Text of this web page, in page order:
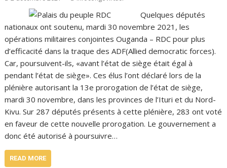
Quelques députés
nationaux ont soutenu, mardi 30 novembre 2021, les
opérations militaires conjointes Ouganda – RDC pour plus
d’efficacité dans la traque des ADF(Allied democratic forces).
Car, poursuivent-ils, «avant l’état de siège était égal à
pendant l’état de siège». Ces élus l’ont déclaré lors de la
plénière autorisant la 13e prorogation de l’état de siège,
mardi 30 novembre, dans les provinces de l’Ituri et du Nord-
Kivu. Sur 287 députés présents à cette plénière, 283 ont voté
en faveur de cette nouvelle prorogation. Le gouvernement a
donc été autorisé à poursuivre…
READ MORE